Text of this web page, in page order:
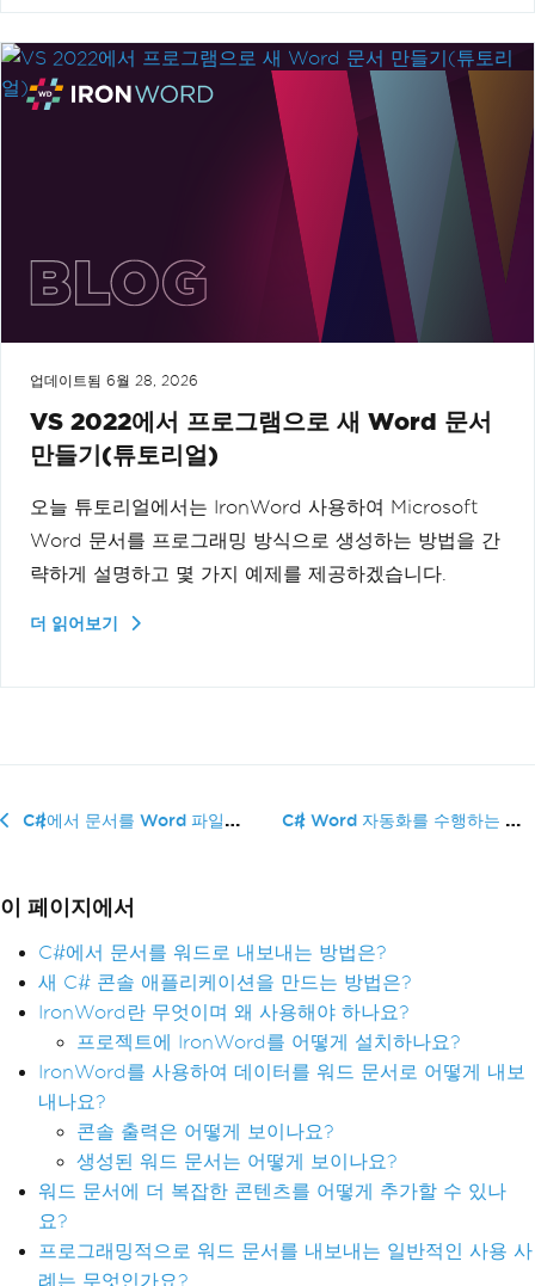
업데이트됨 6월 28, 2026
VS 2022에서 프로그램으로 새 Word 문서
만들기(튜토리얼)
오늘 튜토리얼에서는 IronWord 사용하여 Microsoft
Word 문서를 프로그래밍 방식으로 생성하는 방법을 간
략하게 설명하고 몇 가지 예제를 제공하겠습니다.
더 읽어보기
C#에서 문서를 Word 파일로 내보내는 방법 C# Word 자동화를 수행하는 방법
이 페이지에서
C#에서 문서를 워드로 내보내는 방법은?
새 C# 콘솔 애플리케이션을 만드는 방법은?
IronWord란 무엇이며 왜 사용해야 하나요?
프로젝트에 IronWord를 어떻게 설치하나요?
IronWord를 사용하여 데이터를 워드 문서로 어떻게 내보
내나요?
콘솔 출력은 어떻게 보이나요?
생성된 워드 문서는 어떻게 보이나요?
워드 문서에 더 복잡한 콘텐츠를 어떻게 추가할 수 있나
요?
프로그래밍적으로 워드 문서를 내보내는 일반적인 사용 사
례는 무엇인가요?